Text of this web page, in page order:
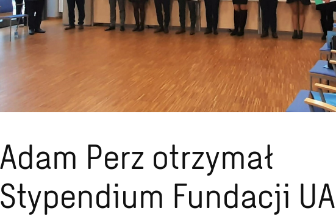
Adam Perz otrzymał
Stypendium Fundacji